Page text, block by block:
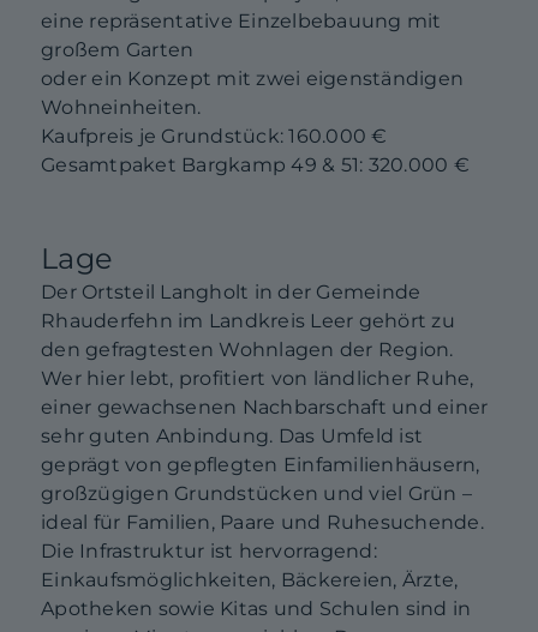
eine repräsentative Einzelbebauung mit
großem Garten
oder ein Konzept mit zwei eigenständigen
Wohneinheiten.
Kaufpreis je Grundstück: 160.000 €
Gesamtpaket Bargkamp 49 & 51: 320.000 €
Lage
Der Ortsteil Langholt in der Gemeinde
Rhauderfehn im Landkreis Leer gehört zu
den gefragtesten Wohnlagen der Region.
Wer hier lebt, profitiert von ländlicher Ruhe,
einer gewachsenen Nachbarschaft und einer
sehr guten Anbindung. Das Umfeld ist
geprägt von gepflegten Einfamilienhäusern,
großzügigen Grundstücken und viel Grün –
ideal für Familien, Paare und Ruhesuchende.
Die Infrastruktur ist hervorragend:
Einkaufsmöglichkeiten, Bäckereien, Ärzte,
Apotheken sowie Kitas und Schulen sind in